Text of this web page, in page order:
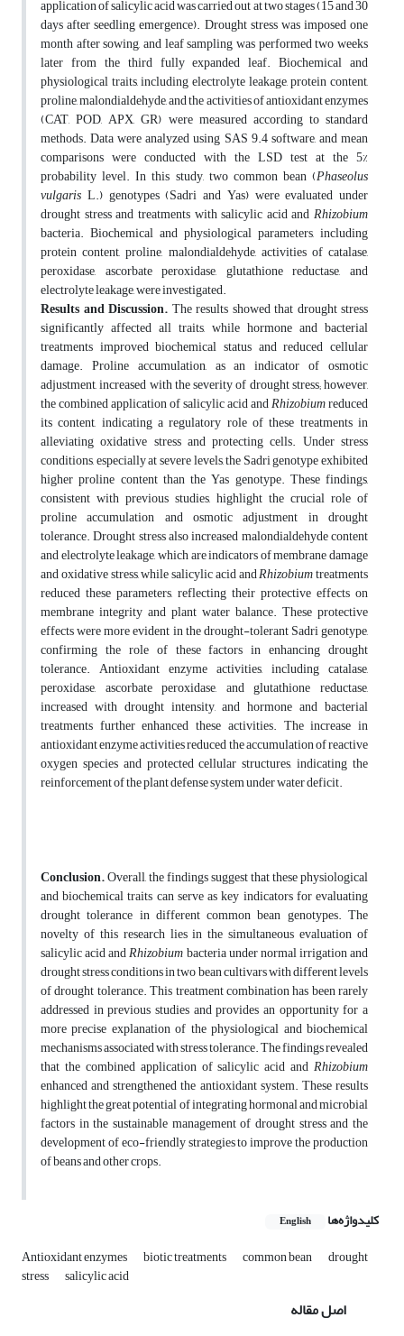
application of salicylic acid was carried out at two stages (15 and 30
days after seedling emergence). Drought stress was imposed one
month after sowing, and leaf sampling was performed two weeks
later from the third fully expanded leaf. Biochemical and
physiological traits, including electrolyte leakage, protein content,
proline, malondialdehyde, and the activities of antioxidant enzymes
(CAT, POD, APX, GR) were measured according to standard
methods. Data were analyzed using SAS 9.4 software, and mean
comparisons were conducted with the LSD test at the 5%
probability level. In this study, two common bean (Phaseolus
vulgaris L.) genotypes (Sadri and Yas) were evaluated under
drought stress and treatments with salicylic acid andRhizobium
bacteria. Biochemical and physiological parameters, including
protein content, proline, malondialdehyde, activities of catalase,
peroxidase, ascorbate peroxidase, glutathione reductase, and
electrolyte leakage, were investigated.
Results and Discussion.The results showed that drought stress
significantly affected all traits, while hormone and bacterial
treatments improved biochemical status and reduced cellular
damage. Proline accumulation, as an indicator of osmotic
adjustment, increased with the severity of drought stress; however,
the combined application of salicylic acid andRhizobiumreduced
its content, indicating a regulatory role of these treatments in
alleviating oxidative stress and protecting cells. Under stress
conditions, especially at severe levels, the Sadri genotype exhibited
higher proline content than the Yas genotype. These findings,
consistent with previous studies, highlight the crucial role of
proline accumulation and osmotic adjustment in drought
tolerance. Drought stress also increased malondialdehyde content
and electrolyte leakage, which are indicators of membrane damage
and oxidative stress, while salicylic acid andRhizobiumtreatments
reduced these parameters, reflecting their protective effects on
membrane integrity and plant water balance. These protective
effects were more evident in the drought-tolerant Sadri genotype,
confirming the role of these factors in enhancing drought
tolerance. Antioxidant enzyme activities, including catalase,
peroxidase, ascorbate peroxidase, and glutathione reductase,
increased with drought intensity, and hormone and bacterial
treatments further enhanced these activities. The increase in
antioxidant enzyme activities reduced the accumulation of reactive
oxygen species and protected cellular structures, indicating the
reinforcement of the plant defense system under water deficit.
Conclusion.Overall, the findings suggest that these physiological
and biochemical traits can serve as key indicators for evaluating
drought tolerance in different common bean genotypes. The
novelty of this research lies in the simultaneous evaluation of
salicylic acid andRhizobiumbacteria under normal irrigation and
drought stress conditions in two bean cultivars with different levels
of drought tolerance. This treatment combination has been rarely
addressed in previous studies and provides an opportunity for a
more precise explanation of the physiological and biochemical
mechanisms associated with stress tolerance. The findings revealed
that the combined application of salicylic acid and Rhizobium
enhanced and strengthened the antioxidant system. These results
highlight the great potential of integrating hormonal and microbial
factors in the sustainable management of drought stress and the
development of eco-friendly strategies to improve the production
of beans and other crops.
کلیدواژه‌ها English
Antioxidant enzymes biotic treatments common bean drought
stress salicylic acid
اصل مقاله